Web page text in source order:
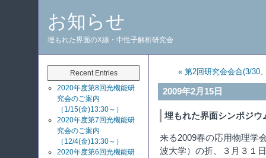
お知らせ
埋もれた界面のX線・中性子解析研究会
« 第2回研究会会合(3/30
2009年2月15日
埋もれた界面シンポジウ
来る2009春の応用物理学
波大学）の折、３月３１
Recent Entries
2020年度第8回光機能研
究会のご案内
（1/15(金)13:30～）
2020年度第7回光機能研
究会のご案内
（12/4(金)13:30～）
2020年度第6回光機能研